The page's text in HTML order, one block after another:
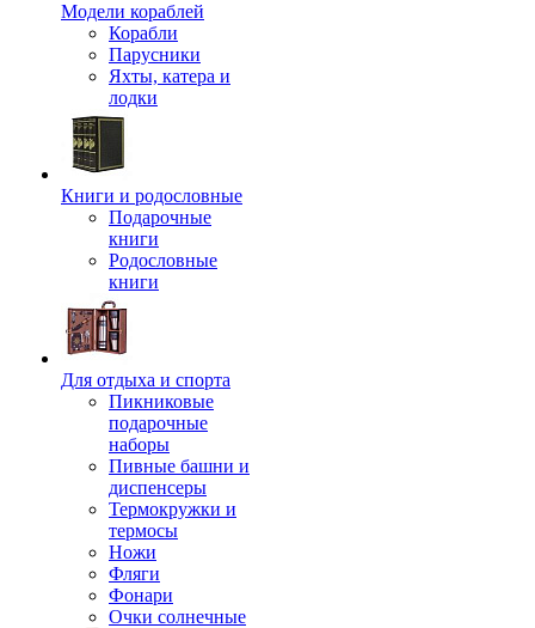
Модели кораблей
Корабли
Парусники
Яхты, катера и
лодки
Книги и родословные
Подарочные
книги
Родословные
книги
Для отдыха и спорта
Пикниковые
подарочные
наборы
Пивные башни и
диспенсеры
Термокружки и
термосы
Ножи
Фляги
Фонари
Очки солнечные